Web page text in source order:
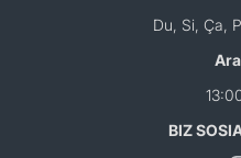
Du, Si, Ça,
BIZ